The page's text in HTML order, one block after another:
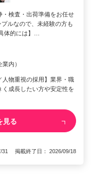
検査・出荷準備をお任せ
ルなので、未経験の方も
体的には】…
内）
人物重視の採用】業界・職
成長したい方や安定性を
見る
31 掲載終了日： 2026/09/18